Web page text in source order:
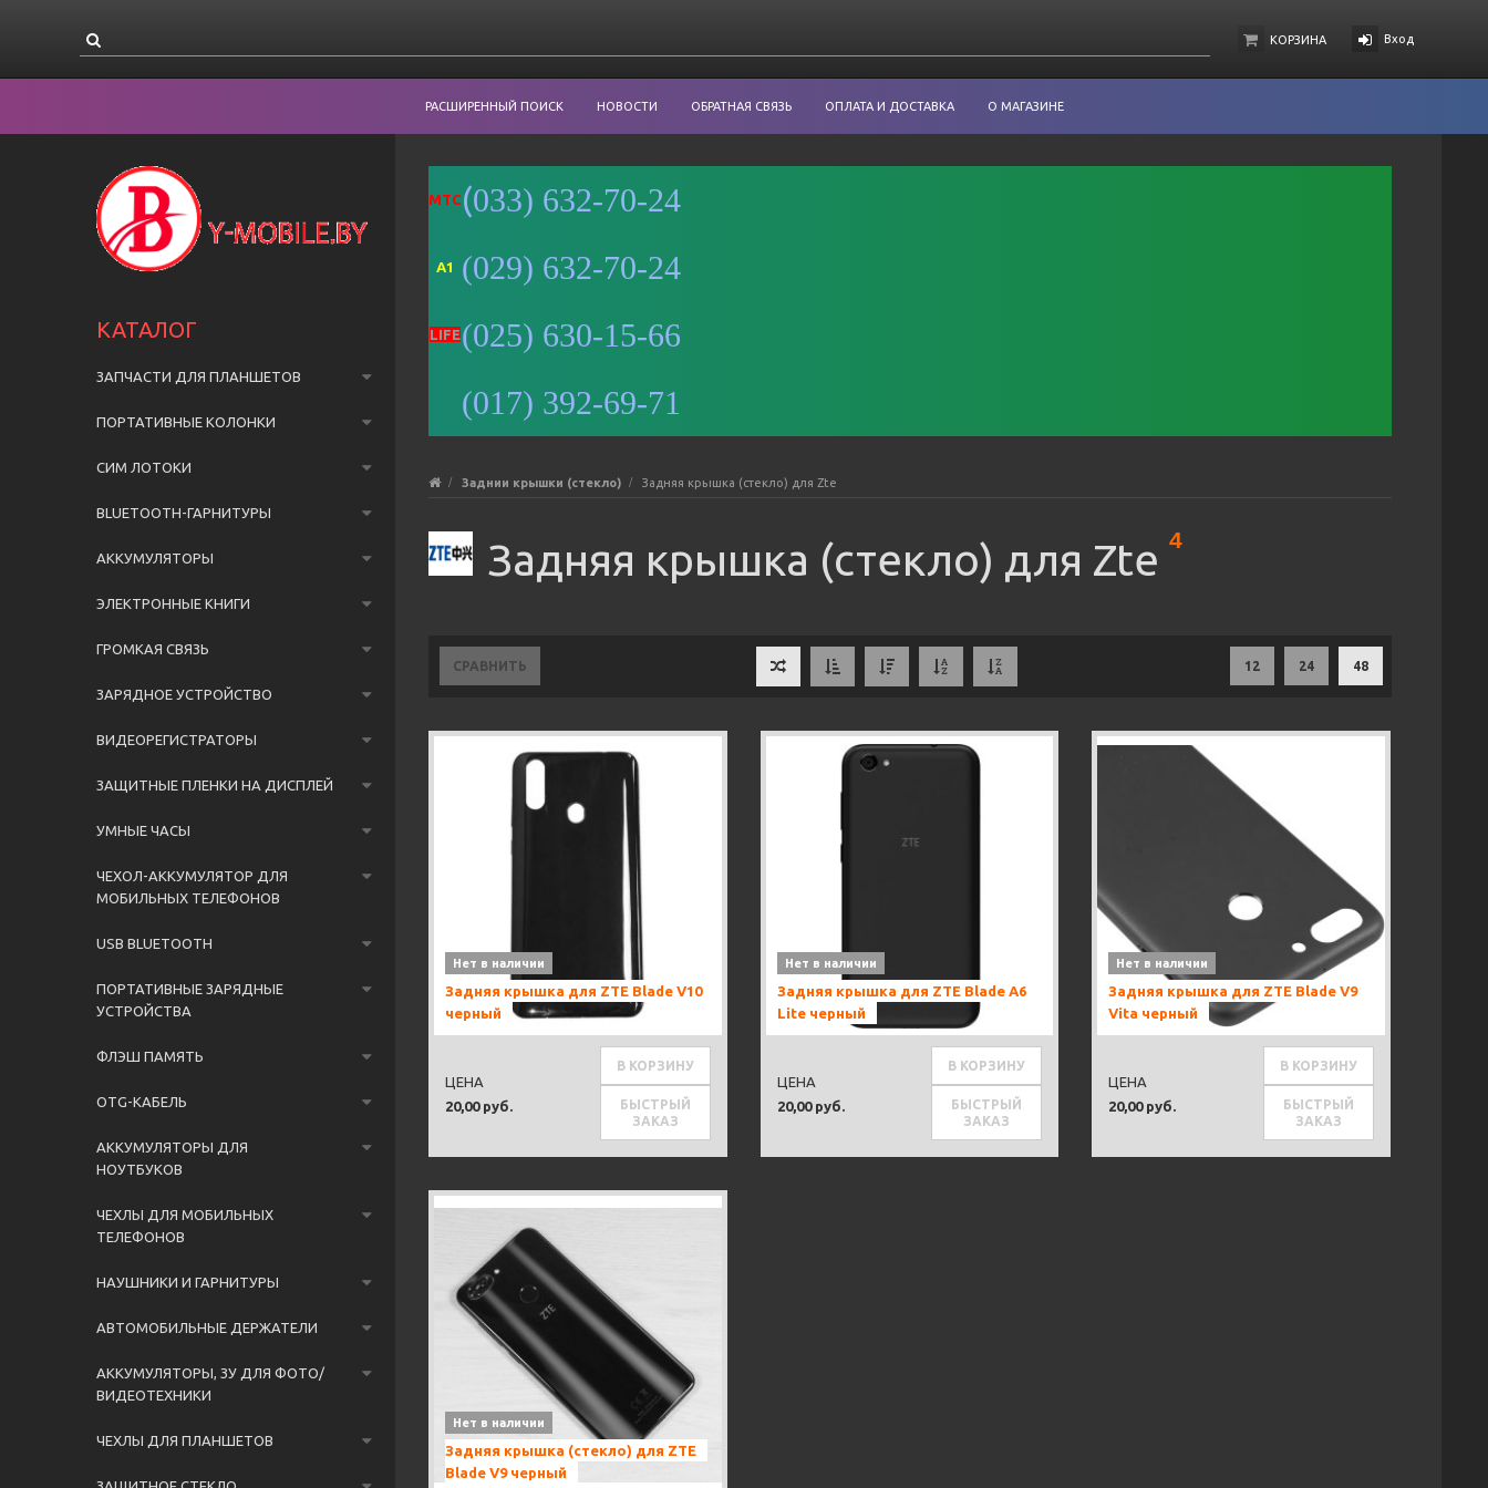
КОРЗИНА Вход
РАСШИРЕННЫЙ ПОИСК НОВОСТИ ОБРАТНАЯ СВЯЗЬ ОПЛАТА И ДОСТАВКА О МАГАЗИНЕ
КАТАЛОГ
ЗАПЧАСТИ ДЛЯ ПЛАНШЕТОВ
ПОРТАТИВНЫЕ КОЛОНКИ
СИМ ЛОТОКИ
BLUETOOTH-ГАРНИТУРЫ
АККУМУЛЯТОРЫ
ЭЛЕКТРОННЫЕ КНИГИ
ГРОМКАЯ СВЯЗЬ
ЗАРЯДНОЕ УСТРОЙСТВО
ВИДЕОРЕГИСТРАТОРЫ
ЗАЩИТНЫЕ ПЛЕНКИ НА ДИСПЛЕЙ
УМНЫЕ ЧАСЫ
ЧЕХОЛ-АККУМУЛЯТОР ДЛЯ
МОБИЛЬНЫХ ТЕЛЕФОНОВ
USB BLUETOOTH
ПОРТАТИВНЫЕ ЗАРЯДНЫЕ
УСТРОЙСТВА
ФЛЭШ ПАМЯТЬ
OTG-КАБЕЛЬ
АККУМУЛЯТОРЫ ДЛЯ
НОУТБУКОВ
ЧЕХЛЫ ДЛЯ МОБИЛЬНЫХ
ТЕЛЕФОНОВ
НАУШНИКИ И ГАРНИТУРЫ
АВТОМОБИЛЬНЫЕ ДЕРЖАТЕЛИ
АККУМУЛЯТОРЫ, ЗУ ДЛЯ ФОТО/
ВИДЕОТЕХНИКИ
ЧЕХЛЫ ДЛЯ ПЛАНШЕТОВ
MTC (033) 632-70-24
A1 (029) 632-70-24
LIFE(025) 630-15-66
(017) 392-69-71
Заднии крышки (стекло) Задняя крышка (стекло) для Zte
Задняя крышка (стекло) для Zte 4
СРАВНИТЬ 12 24 48
Нет в наличии
Задняя крышка для ZTE Blade V10
черный
20,00 руб.
ЦЕНА
В КОРЗИНУ
БЫСТРЫЙ
ЗАКАЗ
Нет в наличии
Задняя крышка для ZTE Blade A6
Lite черный
20,00 руб.
ЦЕНА
В КОРЗИНУ
БЫСТРЫЙ
ЗАКАЗ
Нет в наличии
Задняя крышка для ZTE Blade V9
Vita черный
20,00 руб.
ЦЕНА
В КОРЗИНУ
БЫСТРЫЙ
ЗАКАЗ
Нет в наличии
Задняя крышка (стекло) для ZTE
Blade V9 черный